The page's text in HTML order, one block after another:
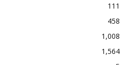
111
458
1,008
1,564